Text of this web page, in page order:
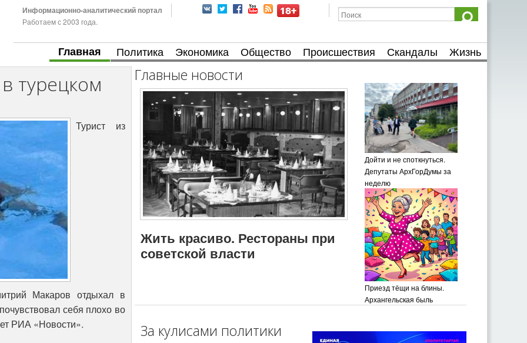
Информационно-аналитический портал
Работаем с 2003 года.
Главная Политика Экономика Общество Происшествия Скандалы Жизнь
турецком
Турист из
Макаров отдыхал в
себя плохо во
РИА «Новости».
Главные новости
Жить красиво. Рестораны при
советской власти
Дойти и не споткнуться.
Депутаты АрхГорДумы за
неделю
Приезд тёщи на блины.
Архангельская быль
За кулисами политики